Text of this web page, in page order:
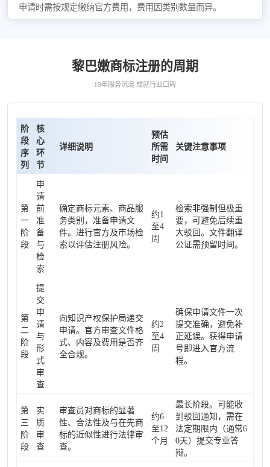
申请时需按规定缴纳官方费用，费用因类别数量而异。
黎巴嫩商标注册的周期
10年服务沉淀 成就行业口碑
阶
段
序
列
核
心
环
节
详细说明
预估
所需
时间
关键注意事项
第
一
阶
段
申
请
前
准
备
与
检
索
确定商标元素、商品服
务类别，准备申请文
件。进行官方及市场检
索以评估注册风险。
约1
至4
周
检索非强制但极重
要，可避免后续重
大驳回。文件翻译
公证需预留时间。
第
二
阶
段
提
交
申
请
与
形
式
审
查
向知识产权保护局递交
申请。官方审查文件格
式、内容及费用是否齐
全合规。
约2
至4
周
确保申请文件一次
提交准确，避免补
正延误。获得申请
号即进入官方流
程。
第
三
阶
段
实
质
审
查
审查员对商标的显著
性、合法性及与在先商
标的近似性进行法律审
查。
约6
至12
个月
最长阶段。可能收
到驳回通知，需在
法定期限内（通常6
0天）提交专业答
辩。